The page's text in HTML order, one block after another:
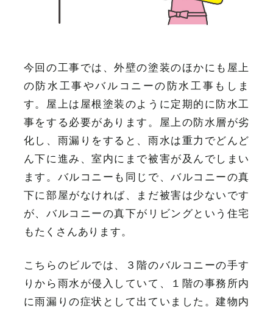
今回の工事では、外壁の塗装のほかにも屋上
の防水工事やバルコニーの防水工事もしま
す。屋上は屋根塗装のように定期的に防水工
事をする必要があります。屋上の防水層が劣
化し、雨漏りをすると、雨水は重力でどんど
ん下に進み、室内にまで被害が及んでしまい
ます。バルコニーも同じで、バルコニーの真
下に部屋がなければ、まだ被害は少ないです
が、バルコニーの真下がリビングという住宅
もたくさんあります。
こちらのビルでは、３階のバルコニーの手す
りから雨水が侵入していて、１階の事務所内
に雨漏りの症状として出ていました。建物内